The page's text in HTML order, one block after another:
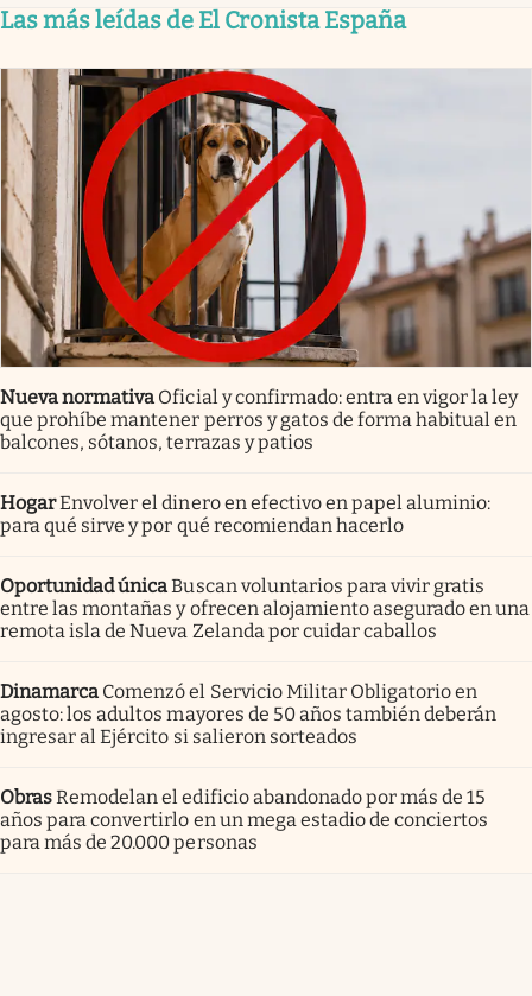
Las más leídas de El Cronista España
Nueva normativa Oficial y confirmado: entra en vigor la ley
que prohíbe mantener perros y gatos de forma habitual en
balcones, sótanos, terrazas y patios
HogarEnvolver el dinero en efectivo en papel aluminio:
para qué sirve y por qué recomiendan hacerlo
Oportunidad únicaBuscan voluntarios para vivir gratis
entre las montañas y ofrecen alojamiento asegurado en una
remota isla de Nueva Zelanda por cuidar caballos
Dinamarca Comenzó el Servicio Militar Obligatorio en
agosto: los adultos mayores de 50 años también deberán
ingresar al Ejército si salieron sorteados
ObrasRemodelan el edificio abandonado por más de 15
años para convertirlo en un mega estadio de conciertos
para más de 20.000 personas